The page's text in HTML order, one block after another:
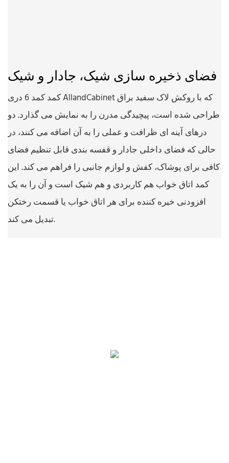
فضای ذخیره سازی شیک، جادار و شیک
کمد کمد 6 دری AllandCabinet که با روکش لاک سفید براق
طراحی شده است، پیچیدگی مدرن را به نمایش می گذارد. دو
درهای آینه ای ظرافت و عملی را به آن اضافه می کنند، در
حالی که فضای داخلی جادار و قفسه بندی قابل تنظیم فضای
کافی برای پوشاک، کفش و لوازم جانبی را فراهم می کند. این
کمد اتاق خواب هم کاربردی و هم شیک است و آن را به یک
افزودنی خیره کننده برای هر اتاق خواب یا قسمت رختکن
تبدیل می کند.